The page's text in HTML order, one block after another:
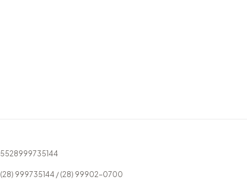
5528999735144
(28) 999735144 / (28) 99902-0700